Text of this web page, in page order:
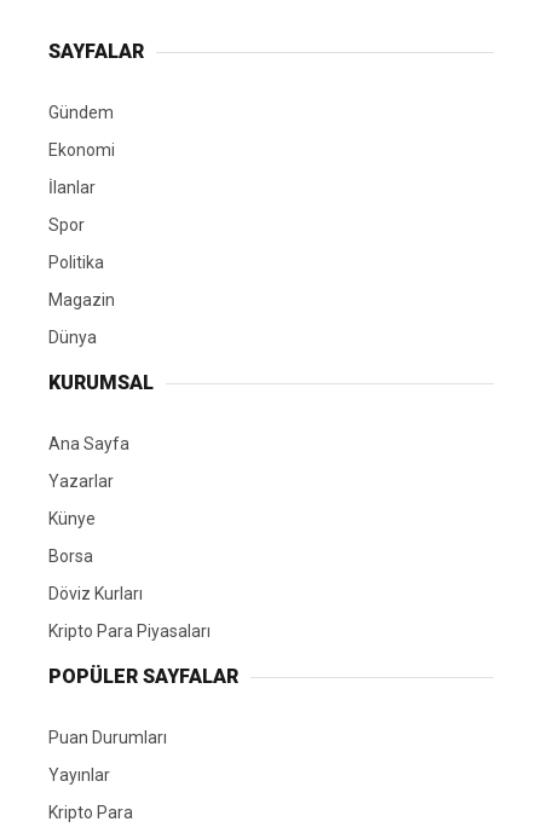
SAYFALAR
Gündem
Ekonomi
İlanlar
Spor
Politika
Magazin
Dünya
KURUMSAL
Ana Sayfa
Yazarlar
Künye
Borsa
Döviz Kurları
Kripto Para Piyasaları
POPÜLER SAYFALAR
Puan Durumları
Yayınlar
Kripto Para